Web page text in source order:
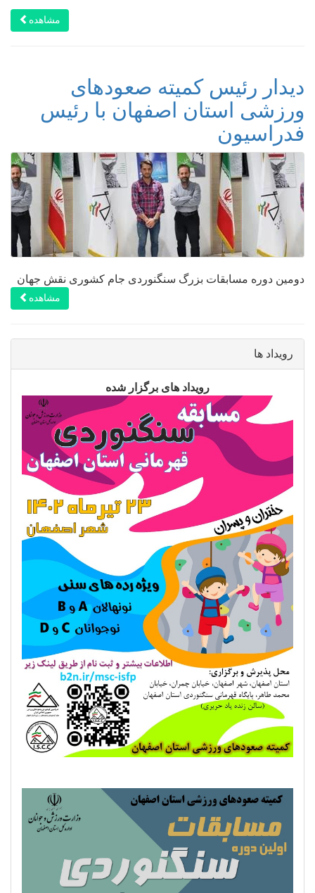
مشاهده
دیدار رئیس کمیته صعودهای
ورزشی استان اصفهان با رئیس
فدراسیون
دومین دوره مسابقات بزرگ سنگنوردی جام کشوری نقش جهان
مشاهده
رویداد ها
رویداد های برگزار شده